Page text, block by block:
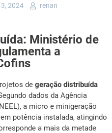
2024 renan
Ministério de
a
de geração distribuída
dados da Agência
a micro e minigeração
potência instalada, atingindo
a mais da metade